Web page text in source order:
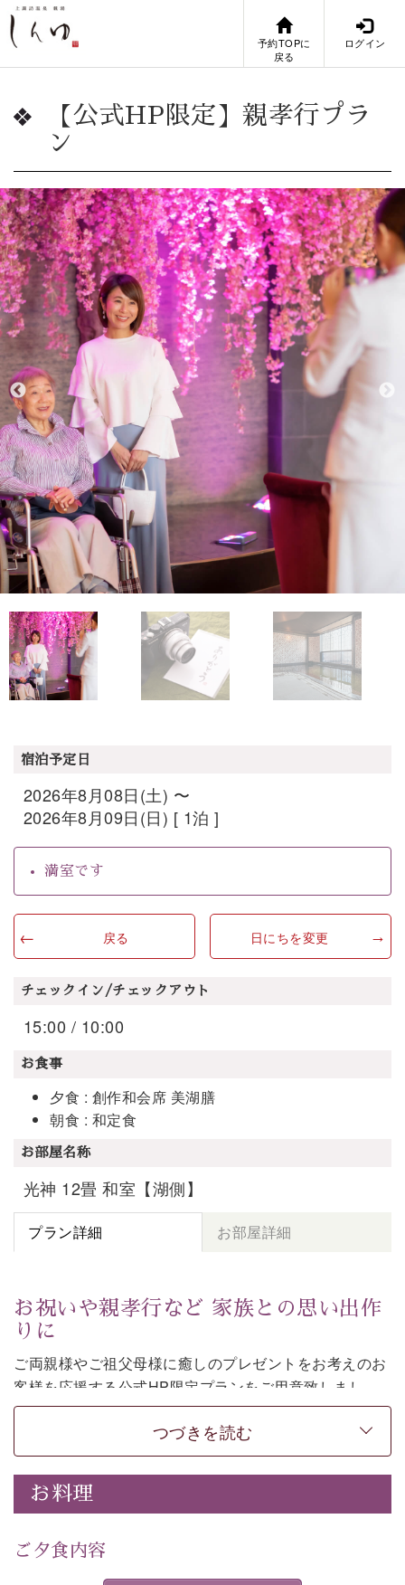
予約TOPに
戻る
ログイン
【公式HP限定】親孝行プラ
ン
宿泊予定日
2026年8月08日(土) 〜
2026年8月09日(日) [ 1泊 ]
満室です
戻る 日にちを変更
チェックイン/チェックアウト
15:00 / 10:00
お食事
夕食 : 創作和会席 美湖膳
朝食 : 和定食
お部屋名称
光神 12畳 和室【湖側】
プラン詳細 お部屋詳細
お祝いや親孝行など 家族との思い出作
りに
ご両親様やご祖父母様に癒しのプレゼントをお考えのお
客様を応援する公式HP限定プランをご用意致しまし
た。
日頃なかなか言えない感謝の気持ちを
お伝えし
てみてはいかがでしょうか。
-----------【安心への取り組み】----------
個室料亭、貸切風呂のご利用が可能な上、 安心安全にご
30項目以上からなる独自の衛生・消毒プログラムの基、
つづきを読む
お料理
ご夕食内容